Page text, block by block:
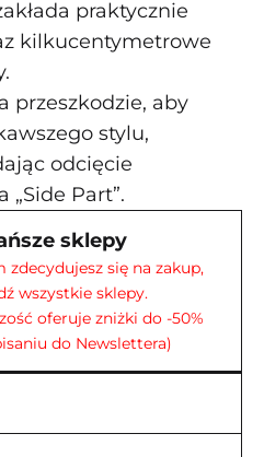
praktycznie
kilkucentymetrowe
przeszkodzie, aby
stylu,
odcięcie
„Side Part”.
sklepy
zdecydujesz się na zakup,
wszystkie sklepy.
oferuje zniżki do -50%
do Newslettera)